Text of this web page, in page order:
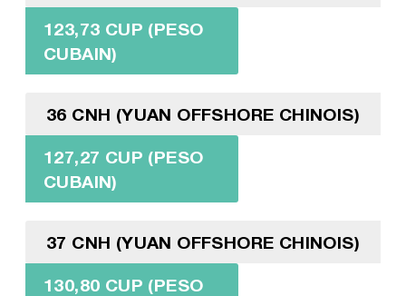
123,73 CUP (PESO
CUBAIN)
36 CNH (YUAN OFFSHORE CHINOIS)
127,27 CUP (PESO
CUBAIN)
37 CNH (YUAN OFFSHORE CHINOIS)
130,80 CUP (PESO